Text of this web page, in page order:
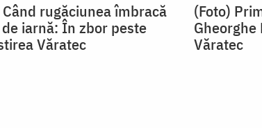
Când rugăciunea îmbracă
iarnă: În zbor peste
Văratec
(Foto)
Văratec